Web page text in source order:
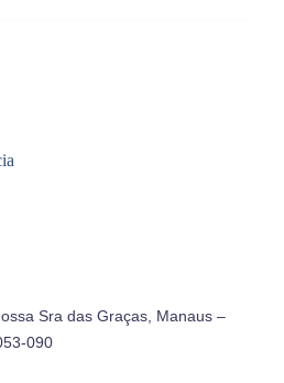
Sra das Graças, Manaus –
090